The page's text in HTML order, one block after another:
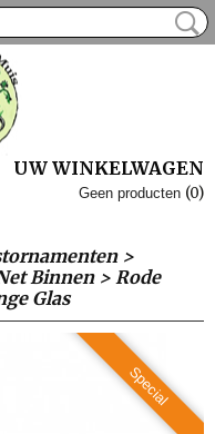
UW WINKELWAGEN
Geen producten (0)
>
Binnen> Rode
Glas
Special